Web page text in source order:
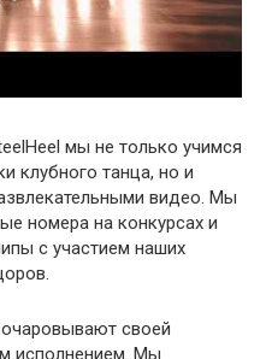
мы не только учимся
клубного танца, но и
видео. Мы
номера на конкурсах и
с участием наших
своей
исполнением. Мы